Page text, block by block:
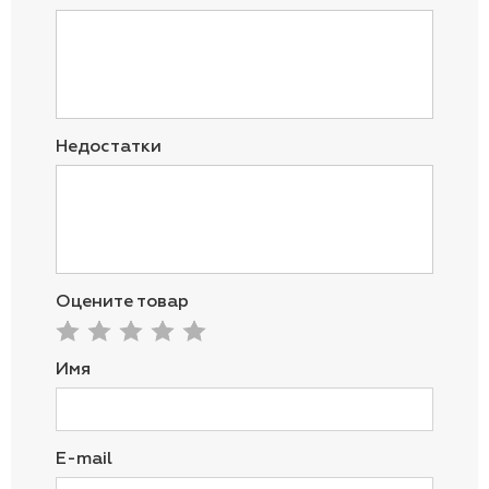
Недостатки
Оцените товар
Имя
E-mail